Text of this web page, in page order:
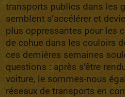
transports publics dans les
semblent s’accélérer et
plus oppressantes pour les
de cohue dans les couloirs
ces dernières semaines
questions : après s’être
voiture, le sommes-nous
réseaux de transports en